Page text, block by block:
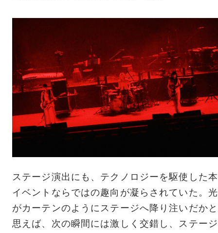
ステージ演出にも、テクノロジーを駆使した本
イベントならではの趣向が凝らされていた。光
がカーテンのようにステージへ降り注いだかと
思えば、次の瞬間には激しく交錯し、ステージ